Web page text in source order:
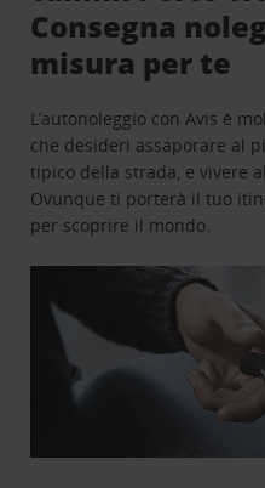
Consegna
misura per te
L’autonoleggio con Avis è
che desideri assaporare al
tipico della strada, e vivere
Ovunque ti porterà il tuo
per scoprire il mondo.